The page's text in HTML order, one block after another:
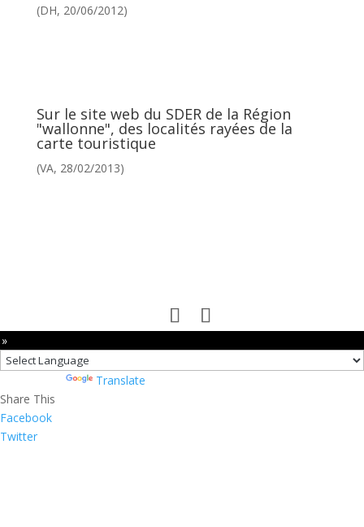
(DH, 20/06/2012)
Sur le site web du SDER de la Région
"wallonne", des localités rayées de la
carte touristique
(VA, 28/02/2013)
Translate
Share This
Facebook
Twitter